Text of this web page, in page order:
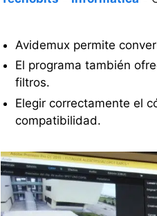
Avidemux permite
El programa también
filtros.
Elegir correctamente el
compatibilidad.